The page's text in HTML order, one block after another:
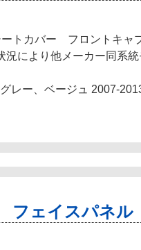
トカバー フロントキャ
により他メーカー同系
レー、ベージュ 2007-
ェイスパネル